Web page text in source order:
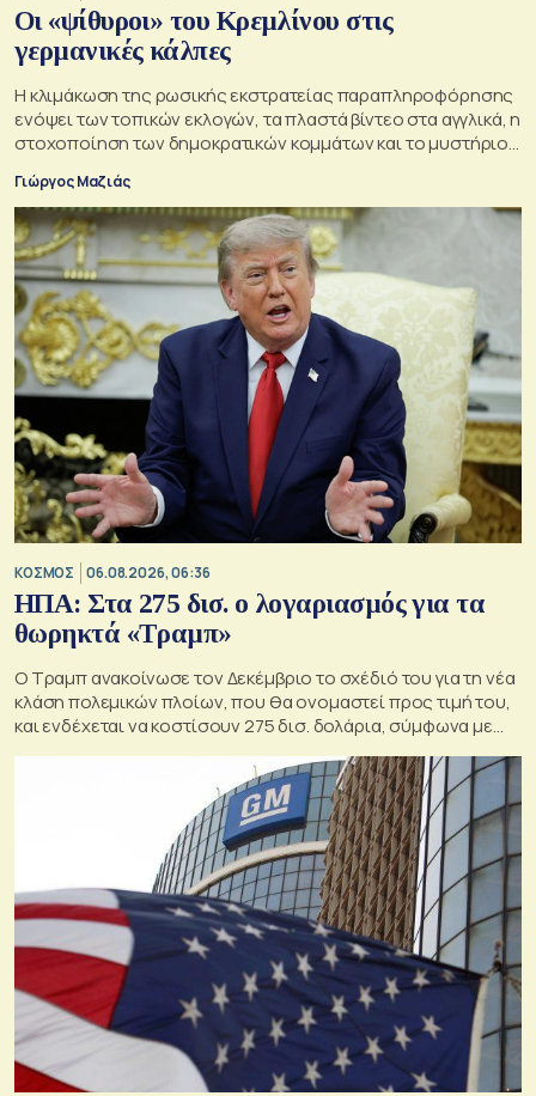
Οι «ψίθυροι» του Κρεμλίνου στις
γερμανικές κάλπες
Η κλιμάκωση της ρωσικής εκστρατείας παραπληροφόρησης
ενόψει των τοπικών εκλογών, τα πλαστά βίντεο στα αγγλικά, η
στοχοποίηση των δημοκρατικών κομμάτων και το μυστήριο
Γιώργος Μαζιάς
ΚΟΣΜΟΣ 06.08.2026, 06:36
ΗΠΑ: Στα 275 δισ. ο λογαριασμός για τα
θωρηκτά «Τραμπ»
Ο Τραμπ ανακοίνωσε τον Δεκέμβριο το σχέδιό του για τη νέα
κλάση πολεμικών πλοίων, που θα ονομαστεί προς τιμή του,
και ενδέχεται να κοστίσουν 275 δισ. δολάρια, σύμφωνα με